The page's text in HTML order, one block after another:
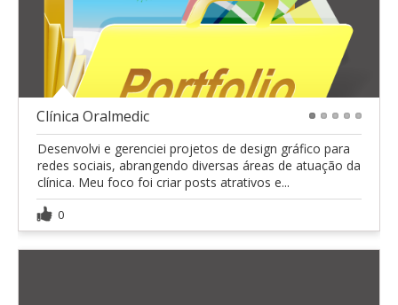
Clínica Oralmedic
Desenvolvi e gerenciei projetos de design gráfico para
redes sociais, abrangendo diversas áreas de atuação da
clínica. Meu foco foi criar posts atrativos e...
0